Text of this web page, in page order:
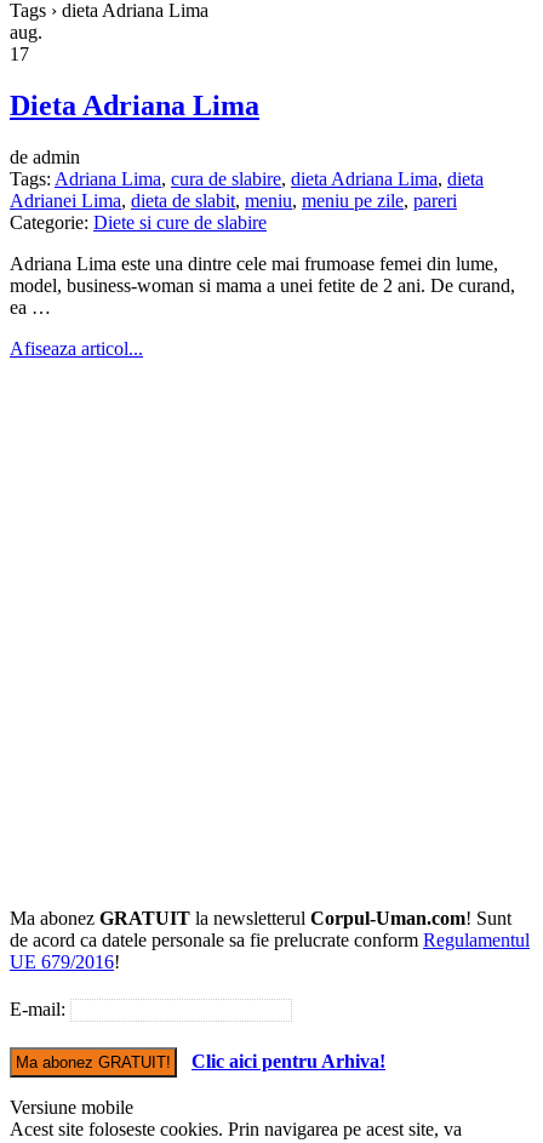
Tags › dieta Adriana Lima
aug.
17
Dieta Adriana Lima
de admin
Tags: Adriana Lima, cura de slabire, dieta Adriana Lima, dieta
Adrianei Lima, dieta de slabit, meniu, meniu pe zile, pareri
Categorie: Diete si cure de slabire
Adriana Lima este una dintre cele mai frumoase femei din lume,
model, business-woman si mama a unei fetite de 2 ani. De curand,
ea …
Afiseaza articol...
Ma abonez GRATUIT la newsletterul Corpul-Uman.com! Sunt
de acord ca datele personale sa fie prelucrate conform Regulamentul
UE 679/2016!
E-mail:
Clic aici pentru Arhiva!
Versiune mobile
Acest site foloseste cookies. Prin navigarea pe acest site, va